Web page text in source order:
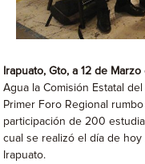
Irapuato, Gto, a 12 de
Agua la Comisión Estatal
Primer Foro Regional
participación de 200
cual se realizó el día de
Irapuato.